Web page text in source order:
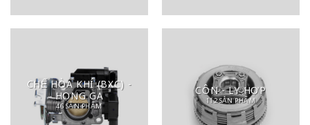
CHẾ HÒA KHÍ (BXC) -
HỌNG GA
46 SẢN PHẨM
CÔN - LY HỢP
112 SẢN PHẨM